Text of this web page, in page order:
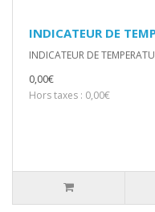
INDICATEUR DE
INDICATEUR DE
0,00€
Hors taxes : 0,00€